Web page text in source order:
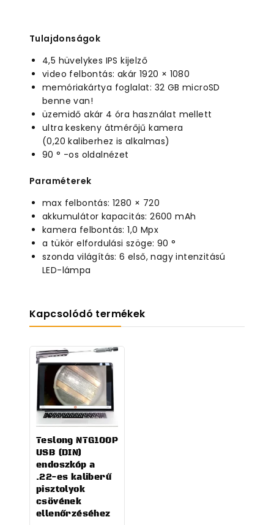
Tulajdonságok
4,5 hüvelykes IPS kijelző
video felbontás: akár 1920 × 1080
memóriakártya foglalat: 32 GB microSD
benne van!
üzemidő akár 4 óra használat mellett
ultra keskeny átmérőjű kamera
(0,20 kaliberhez is alkalmas)
90 ° -os oldalnézet
Paraméterek
max felbontás: 1280 × 720
akkumulátor kapacitás: 2600 mAh
kamera felbontás: 1,0 Mpx
a tükör elfordulási szöge: 90 °
szonda világítás: 6 első, nagy intenzitású
LED-lámpa
Kapcsolódó termékek
Teslong NTG100P
USB (DIN)
endoszkóp a
.22-es kaliberű
pisztolyok
csövének
ellenőrzéséhez